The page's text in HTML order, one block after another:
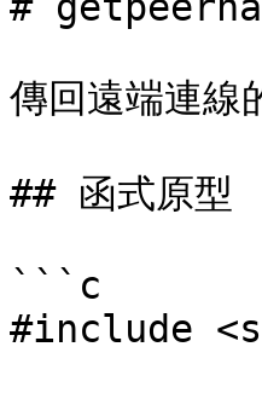
傳回遠端連線
## 函式原型
```c
#include